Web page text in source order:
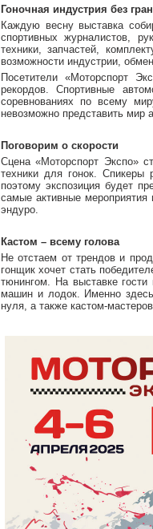
Гоночная индустрия без
Каждую весну выставка
спортивных журналистов,
техники, запчастей,
возможности индустрии,
Посетители «Моторспорт
рекордов. Спортивные
соревнованиях по всему
невозможно представить мир
Поговорим о скорости
Сцена «Моторспорт Экспо»
техники для гонок.
поэтому экспозиция будет
самые активные мероприятия
эндуро.
Кастом – всему голова
Не отстаем от трендов и
гонщик хочет стать
тюнингом. На выставке
машин и лодок. Именно здесь
нуля, а также кастом-